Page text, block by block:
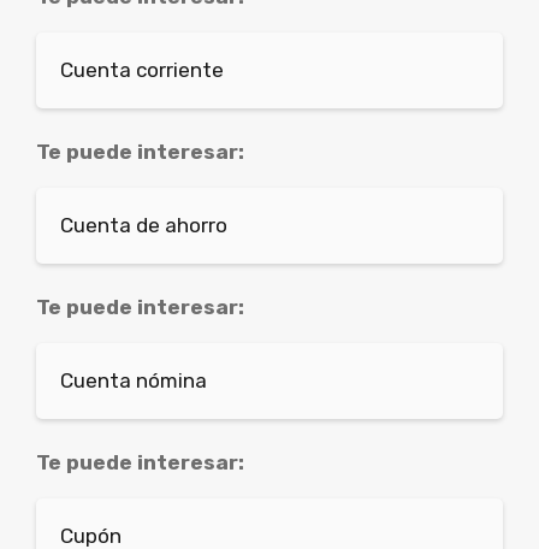
Cuenta corriente
Te puede interesar:
Cuenta de ahorro
Te puede interesar:
Cuenta nómina
Te puede interesar:
Cupón